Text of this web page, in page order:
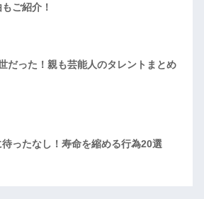
ご紹介！
だった！親も芸能人のタレントまとめ
ったなし！寿命を縮める行為20選